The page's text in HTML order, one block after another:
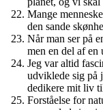
Mange
den sande
Når man ser på
men en del af
Jeg var altid
udviklede sig på
dedikere mit liv
Forståelse for